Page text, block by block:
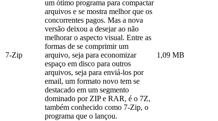
7-Zip
um ótimo programa para compactar
arquivos e se mostra melhor que os
concorrentes pagos. Mas a nova
versão deixou a desejar ao não
melhorar o aspecto visual. Entre as
formas de se comprimir um
arquivo, seja para economizar
espaço em disco para outros
arquivos, seja para enviá-los por
email, um formato novo tem se
destacado em um segmento
dominado por ZIP e RAR, é o 7Z,
também conhecido como 7-Zip, o
programa que o lançou.
1,09 MB